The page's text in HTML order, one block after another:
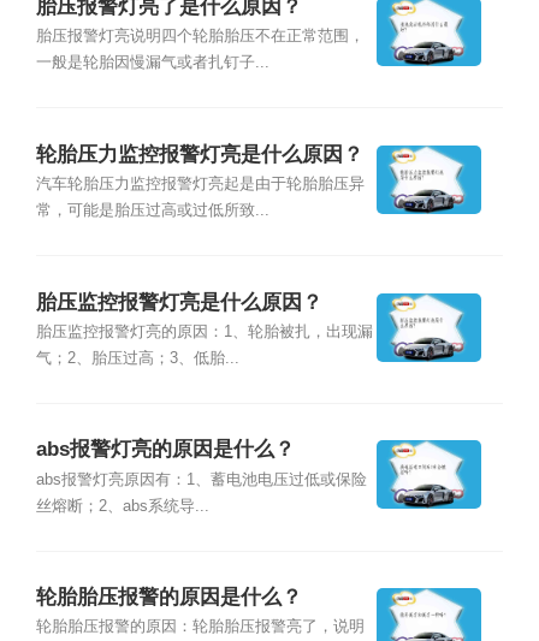
胎压报警灯亮了是什么原因？
胎压报警灯亮说明四个轮胎胎压不在正常范围，
一般是轮胎因慢漏气或者扎钉子...
轮胎压力监控报警灯亮是什么原因？
汽车轮胎压力监控报警灯亮起是由于轮胎胎压异
常，可能是胎压过高或过低所致...
胎压监控报警灯亮是什么原因？
胎压监控报警灯亮的原因：1、轮胎被扎，出现漏
气；2、胎压过高；3、低胎...
abs报警灯亮的原因是什么？
abs报警灯亮原因有：1、蓄电池电压过低或保险
丝熔断；2、abs系统导...
轮胎胎压报警的原因是什么？
轮胎胎压报警的原因：轮胎胎压报警亮了，说明